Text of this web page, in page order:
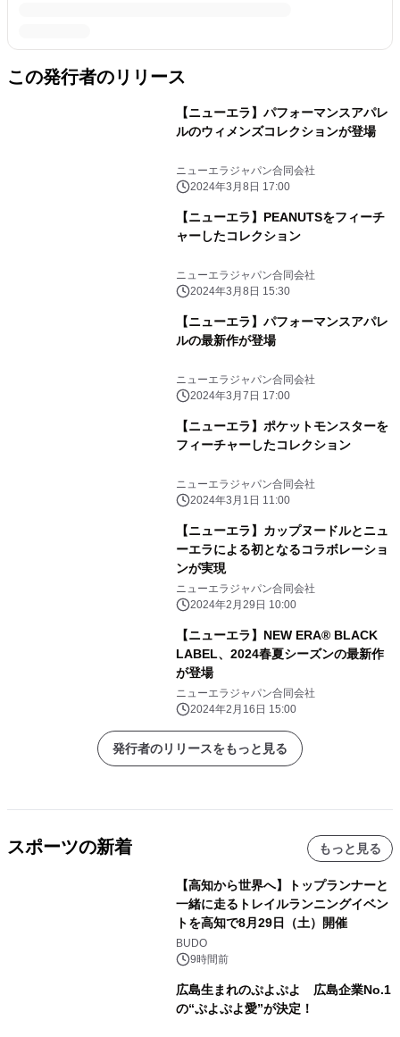
この発行者のリリース
【ニューエラ】パフォーマンスアパレ
ルのウィメンズコレクションが登場
ニューエラジャパン合同会社
2024年3月8日 17:00
【ニューエラ】PEANUTSをフィーチ
ャーしたコレクション
ニューエラジャパン合同会社
2024年3月8日 15:30
【ニューエラ】パフォーマンスアパレ
ルの最新作が登場
ニューエラジャパン合同会社
2024年3月7日 17:00
【ニューエラ】ポケットモンスターを
フィーチャーしたコレクション
ニューエラジャパン合同会社
2024年3月1日 11:00
【ニューエラ】カップヌードルとニュ
ーエラによる初となるコラボレーショ
ンが実現
ニューエラジャパン合同会社
2024年2月29日 10:00
【ニューエラ】NEW ERA® BLACK
LABEL、2024春夏シーズンの最新作
が登場
ニューエラジャパン合同会社
2024年2月16日 15:00
発行者のリリースをもっと見る
スポーツの新着 もっと見る
【高知から世界へ】トップランナーと
一緒に走るトレイルランニングイベン
トを高知で8月29日（土）開催
BUDO
9時間前
広島生まれのぷよぷよ 広島企業No.1
の“ぷよぷよ愛”が決定！